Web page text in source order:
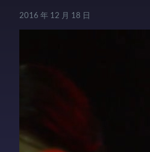
2016 年 12 月 18 日